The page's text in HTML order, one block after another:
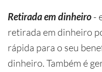
Retirada em dinheiro -
retirada em dinheiro
rápida para o seu
dinheiro. Também é